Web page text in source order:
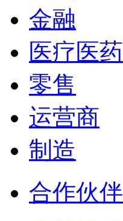
金融
医疗医药
零售
运营商
制造
合作伙伴